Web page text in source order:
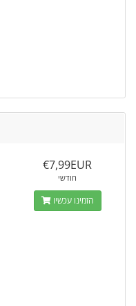
€7,99EUR
חודשי
הזמינו עכשיו